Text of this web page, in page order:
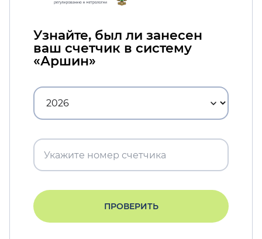
Узнайте, был ли занесен
ваш счетчик в систему
«Аршин»
ПРОВЕРИТЬ